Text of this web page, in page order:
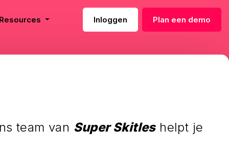
Resources Inloggen Plan een demo
team van Super Skitleshelpt je